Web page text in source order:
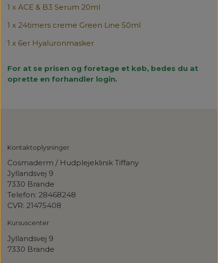
1 x ACE & B3 Serum 20ml
1 x 24timers creme Green Line 50ml
1 x 6er Hyaluronmasker
For at se prisen og foretage et køb, bedes du at
oprette en forhandler login.
Kontaktoplysninger
Cosmaderm / Hudplejeklinik Tiffany
Jyllandsvej 9
7330 Brande
Telefon: 28468248
CVR: 21475408
Kursuscenter
Jyllandsvej 9
7330 Brande